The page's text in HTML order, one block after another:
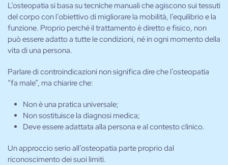
L’osteopatia si basa su tecniche manuali che agiscono sui tessuti
del corpo con l’obiettivo di migliorare la mobilità, l’equilibrio e la
funzione. Proprio perché il trattamento è diretto e fisico, non
può essere adatto a tutte le condizioni, né in ogni momento della
vita di una persona.
Parlare di controindicazioni non significa dire che l’osteopatia
“fa male”, ma chiarire che:
Non è una pratica universale;
Non sostituisce la diagnosi medica;
Deve essere adattata alla persona e al contesto clinico.
Un approccio serio all’osteopatia parte proprio dal
riconoscimento dei suoi limiti.